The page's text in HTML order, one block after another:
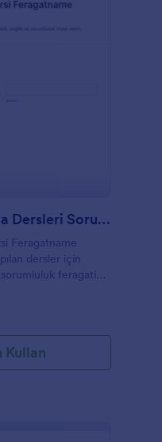
Zumba Açık Hava Dersleri Sorumluluk Reddi Formu
Feragatname
dersler için
sorumluluk feragatini
için idealdir.
Kullan